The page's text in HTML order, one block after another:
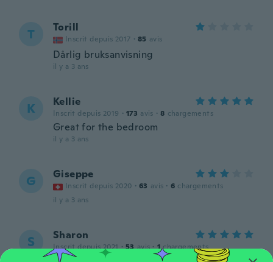
T Torill
Inscrit depuis 2017 · 85 avis
Dårlig bruksanvisning
il y a 3 ans
K Kellie
Inscrit depuis 2019 · 173 avis · 8 chargements
Great for the bedroom
il y a 3 ans
G Giseppe
Inscrit depuis 2020 · 63 avis · 6 chargements
il y a 3 ans
S Sharon
Inscrit depuis 2021 · 53 avis · 1 chargements